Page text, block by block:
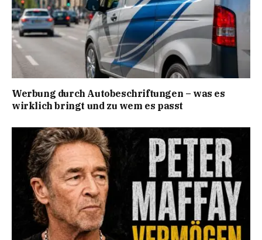
Werbung durch Autobeschriftungen – was es
wirklich bringt und zu wem es passt